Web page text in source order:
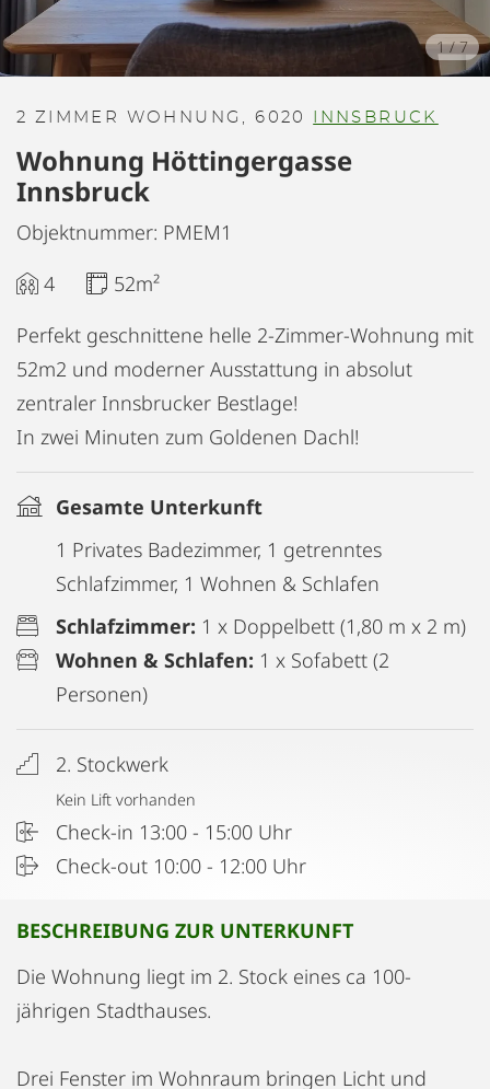
1/7
2 ZIMMER WOHNUNG, 6020 INNSBRUCK
Wohnung Höttingergasse
Innsbruck
Objektnummer: PMEM1
4
52m²
Perfekt geschnittene helle 2-Zimmer-Wohnung mit
52m2 und moderner Ausstattung in absolut
zentraler Innsbrucker Bestlage!
In zwei Minuten zum Goldenen Dachl!
Gesamte Unterkunft
1 Privates Badezimmer, 1 getrenntes
Schlafzimmer, 1 Wohnen & Schlafen
Schlafzimmer: 1 x Doppelbett (1,80 m x 2 m)
Wohnen & Schlafen: 1 x Sofabett (2
Personen)
2. Stockwerk
Kein Lift vorhanden
Check-in 13:00 - 15:00 Uhr
Check-out 10:00 - 12:00 Uhr
BESCHREIBUNG ZUR UNTERKUNFT
Die Wohnung liegt im 2. Stock eines ca 100-
jährigen Stadthauses.
Drei Fenster im Wohnraum bringen Licht und